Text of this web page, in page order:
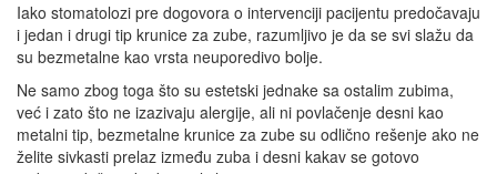
Iako stomatolozi pre dogovora o intervenciji pacijentu predočavaju
i jedan i drugi tip krunice za zube, razumljivo je da se svi slažu da
su bezmetalne kao vrsta neuporedivo bolje.
Ne samo zbog toga što su estetski jednake sa ostalim zubima,
već i zato što ne izazivaju alergije, ali ni povlačenje desni kao
metalni tip, bezmetalne krunice za zube su odlično rešenje ako ne
želite sivkasti prelaz između zuba i desni kakav se gotovo